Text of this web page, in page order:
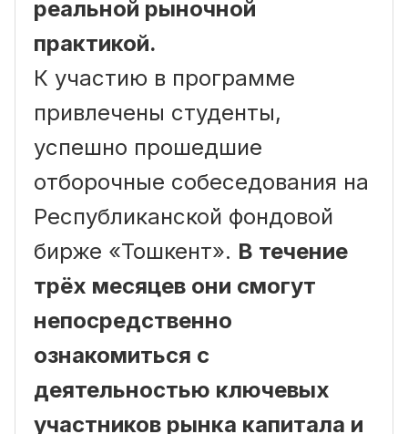
реальной рыночной
практикой.
К участию в программе
привлечены студенты,
успешно прошедшие
отборочные собеседования на
Республиканской фондовой
бирже «Тошкент». В течение
трёх месяцев они смогут
непосредственно
ознакомиться с
деятельностью ключевых
участников рынка капитала и